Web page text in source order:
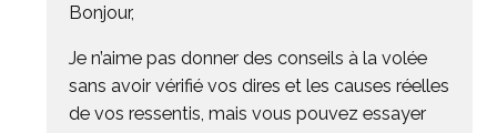
Bonjour,
Je n’aime pas donner des conseils à la volée
sans avoir vérifié vos dires et les causes réelles
de vos ressentis, mais vous pouvez essayer